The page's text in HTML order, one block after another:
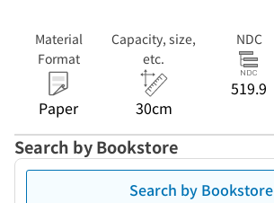
Material
Format
Paper
Capacity, size,
etc.
30cm
NDC
519.9
Search by Bookstore
Search by Bookstore